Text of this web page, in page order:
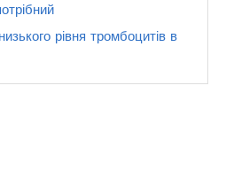
рівня тромбоцитів в